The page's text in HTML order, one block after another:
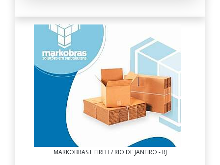
MARKOBRAS L EIRELI / RIO DE JANEIRO - RJ